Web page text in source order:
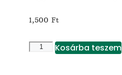
1,500 Ft
Kosárba teszem